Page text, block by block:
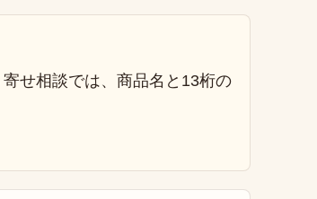
せ相談では、商品名と13桁の